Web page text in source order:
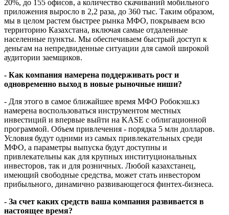
Сейчас у нас самая широкая филиальная сеть среди МФО. С
начала года количество наших отделений увеличилось на
20%, до 155 офисов, а количество скачиваний мобильного
приложения выросло в 2,2 раза, до 360 тыс. Таким образом,
мы в целом растем быстрее рынка МФО, покрываем всю
населенные пункты. Мы обеспечиваем быстрый доступ к
деньгам на непредвиденные ситуации для самой широкой
- Как компания намерена поддерживать рост и
одновременно выход в новые рыночные ниши?
- Для этого в самое ближайшее время МФО Робокэш.кз
намерена воспользоваться инструментом местных
инвестиций и впервые выйти на KASE c облигационной
программой. Объем привлечения - порядка 5 млн долларов.
Условия будут одними из самых привлекательных среди
МФО, а параметры выпуска будут доступны и
инвесторов, так и для розничных. Любой казахстанец,
имеющий свободные средства, может стать инвестором